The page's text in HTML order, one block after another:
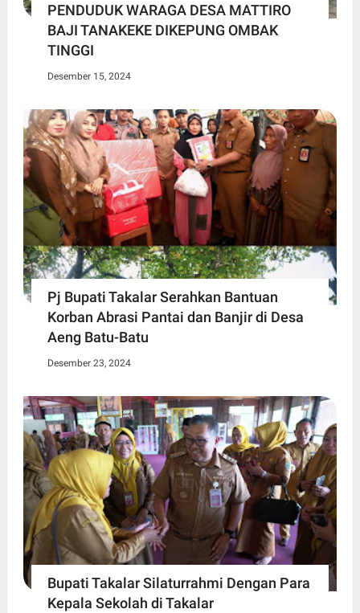
PENDUDUK WARAGA DESA MATTIRO
BAJI TANAKEKE DIKEPUNG OMBAK
TINGGI
Desember 15, 2024
Pj Bupati Takalar Serahkan Bantuan
Korban Abrasi Pantai dan Banjir di Desa
Aeng Batu-Batu
Desember 23, 2024
Bupati Takalar Silaturrahmi Dengan Para
Kepala Sekolah di Takalar